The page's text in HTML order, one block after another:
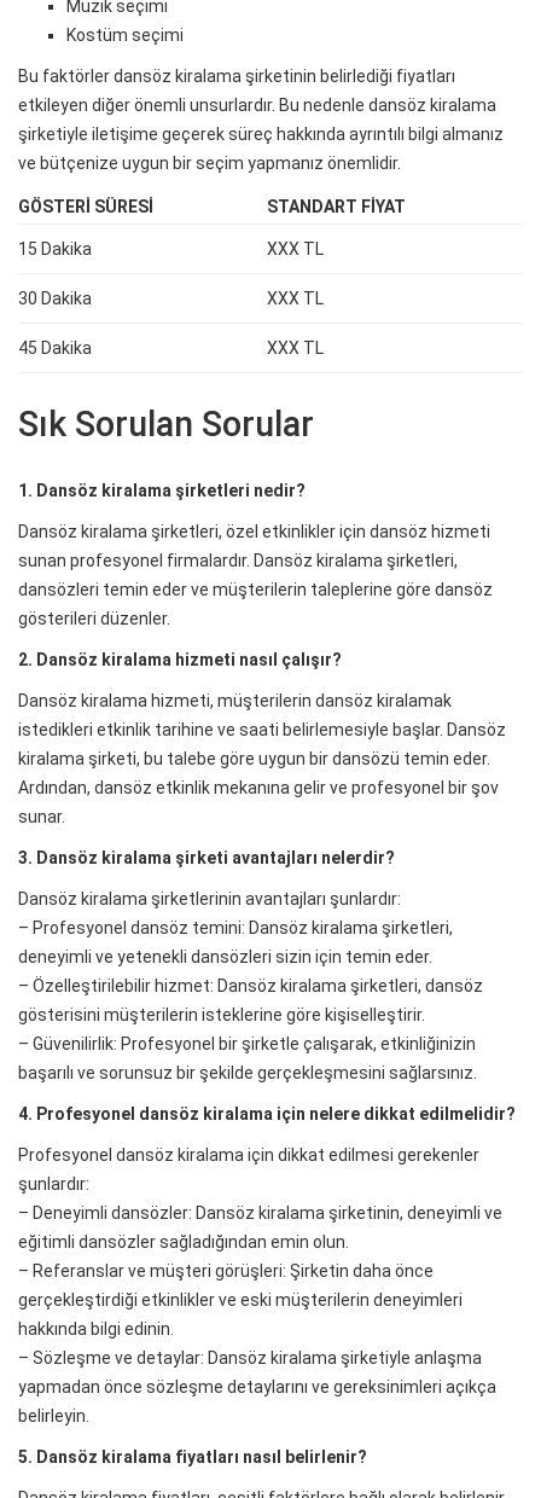
Müzik seçimi
Kostüm seçimi
Bu faktörler dansöz kiralama şirketinin belirlediği fiyatları
etkileyen diğer önemli unsurlardır. Bu nedenle dansöz kiralama
şirketiyle iletişime geçerek süreç hakkında ayrıntılı bilgi almanız
ve bütçenize uygun bir seçim yapmanız önemlidir.
GÖSTERI SÜRESI STANDART FIYAT
15 Dakika XXX TL
30 Dakika XXX TL
45 Dakika XXX TL
Sık Sorulan Sorular
1. Dansöz kiralama şirketleri nedir?
Dansöz kiralama şirketleri, özel etkinlikler için dansöz hizmeti
sunan profesyonel firmalardır. Dansöz kiralama şirketleri,
dansözleri temin eder ve müşterilerin taleplerine göre dansöz
gösterileri düzenler.
2. Dansöz kiralama hizmeti nasıl çalışır?
Dansöz kiralama hizmeti, müşterilerin dansöz kiralamak
istedikleri etkinlik tarihine ve saati belirlemesiyle başlar. Dansöz
kiralama şirketi, bu talebe göre uygun bir dansözü temin eder.
Ardından, dansöz etkinlik mekanına gelir ve profesyonel bir şov
sunar.
3. Dansöz kiralama şirketi avantajları nelerdir?
Dansöz kiralama şirketlerinin avantajları şunlardır:
– Profesyonel dansöz temini: Dansöz kiralama şirketleri,
deneyimli ve yetenekli dansözleri sizin için temin eder.
– Özelleştirilebilir hizmet: Dansöz kiralama şirketleri, dansöz
gösterisini müşterilerin isteklerine göre kişiselleştirir.
– Güvenilirlik: Profesyonel bir şirketle çalışarak, etkinliğinizin
başarılı ve sorunsuz bir şekilde gerçekleşmesini sağlarsınız.
4. Profesyonel dansöz kiralama için nelere dikkat edilmelidir?
Profesyonel dansöz kiralama için dikkat edilmesi gerekenler
şunlardır:
– Deneyimli dansözler: Dansöz kiralama şirketinin, deneyimli ve
eğitimli dansözler sağladığından emin olun.
– Referanslar ve müşteri görüşleri: Şirketin daha önce
gerçekleştirdiği etkinlikler ve eski müşterilerin deneyimleri
hakkında bilgi edinin.
– Sözleşme ve detaylar: Dansöz kiralama şirketiyle anlaşma
yapmadan önce sözleşme detaylarını ve gereksinimleri açıkça
belirleyin.
5. Dansöz kiralama fiyatları nasıl belirlenir?